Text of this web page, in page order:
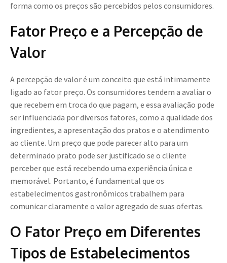
forma como os preços são percebidos pelos consumidores.
Fator Preço e a Percepção de
Valor
A percepção de valor é um conceito que está intimamente
ligado ao fator preço. Os consumidores tendem a avaliar o
que recebem em troca do que pagam, e essa avaliação pode
ser influenciada por diversos fatores, como a qualidade dos
ingredientes, a apresentação dos pratos e o atendimento
ao cliente. Um preço que pode parecer alto para um
determinado prato pode ser justificado se o cliente
perceber que está recebendo uma experiência única e
memorável. Portanto, é fundamental que os
estabelecimentos gastronômicos trabalhem para
comunicar claramente o valor agregado de suas ofertas.
O Fator Preço em Diferentes
Tipos de Estabelecimentos